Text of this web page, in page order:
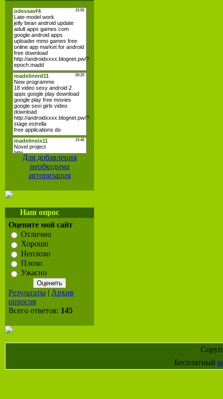
Для добавления
необходима
авторизация
Наш опрос
Оцените мой сайт
Отлично
Хорошо
Неплохо
Плохо
Ужасно
Результаты | Архив
опросов
Всего ответов: 145
Бесплатный